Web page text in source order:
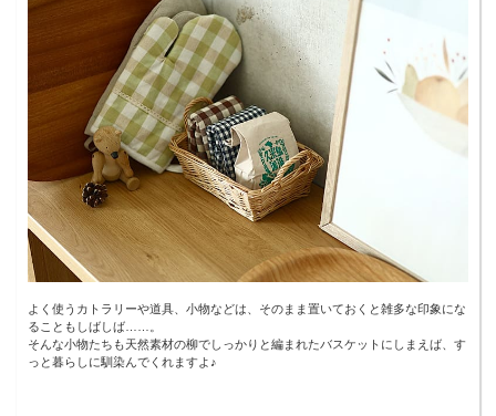
よく使うカトラリーや道具、小物などは、そのまま置いておくと雑多な印象にな
ることもしばしば……。
そんな小物たちも天然素材の柳でしっかりと編まれたバスケットにしまえば、す
っと暮らしに馴染んでくれますよ♪